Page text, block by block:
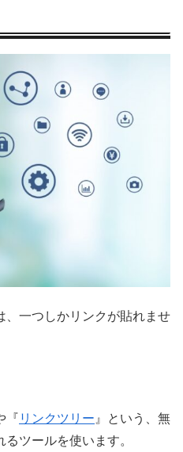
、一つしかリンクが貼れませ
『 リンクツリー 』という、無
ツールを使います。